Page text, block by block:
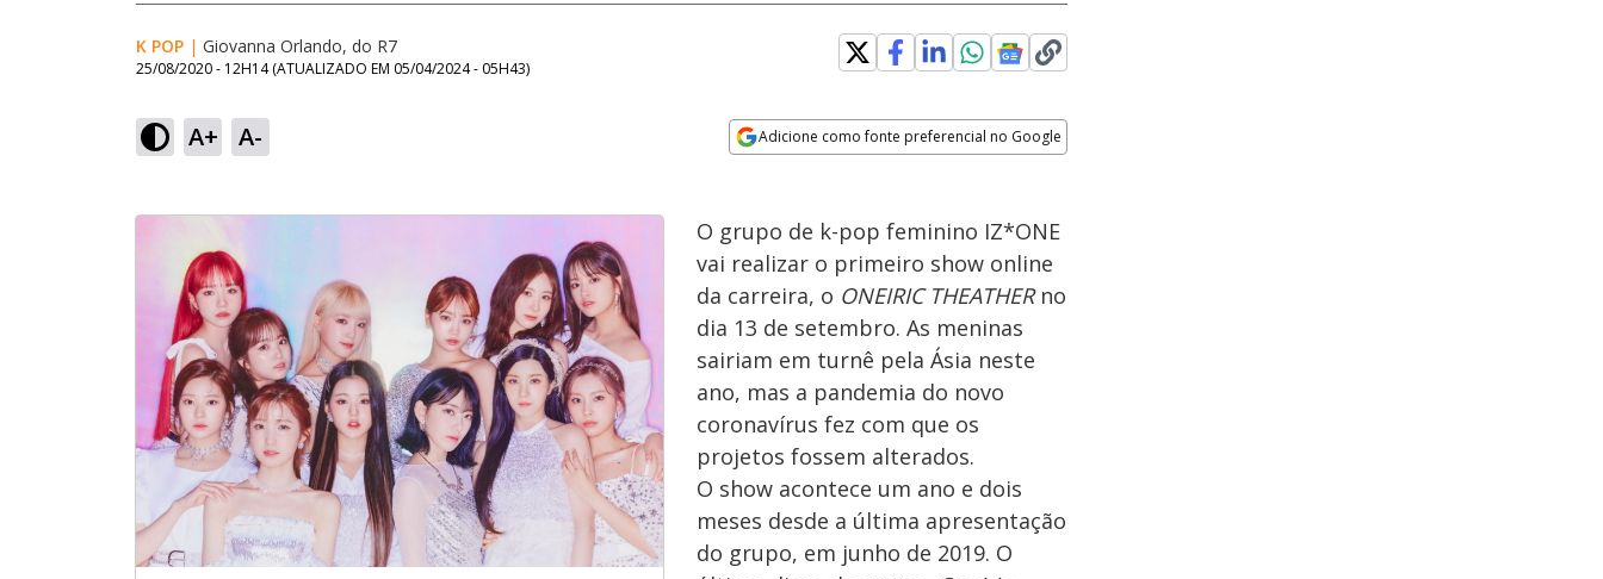
K POP | Giovanna Orlando, do R7
25/08/2020 - 12H14 (ATUALIZADO EM 05/04/2024 - 05H43)
A+ A- Adicione como fonte preferencial no Google
O grupo de k-pop feminino IZ*ONE
vai realizar o primeiro show online
da carreira, o ONEIRIC THEATHER no
dia 13 de setembro. As meninas
sairiam em turnê pela Ásia neste
ano, mas a pandemia do novo
coronavírus fez com que os
projetos fossem alterados.
O show acontece um ano e dois
meses desde a última apresentação
do grupo, em junho de 2019. O